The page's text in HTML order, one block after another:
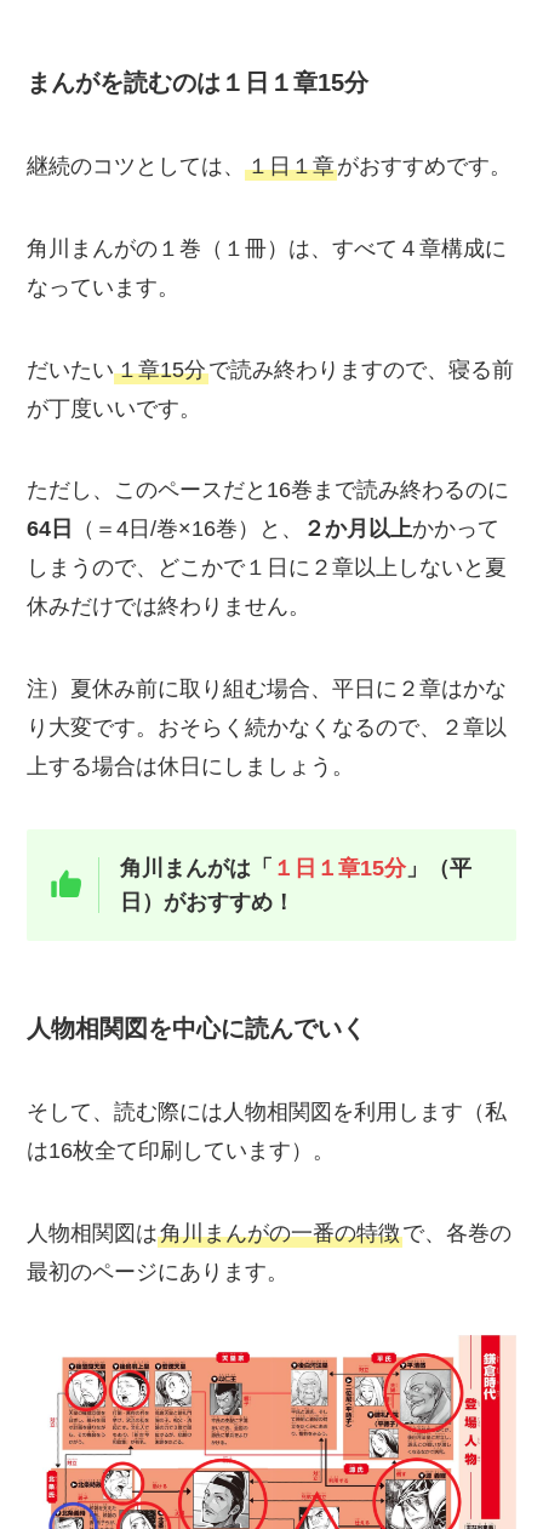
まんがを読むのは１日１章15分
継続のコツとしては、１日１章がおすすめです。
角川まんがの１巻（１冊）は、すべて４章構成に
なっています。
だいたい１章15分で読み終わりますので、寝る前
が丁度いいです。
ただし、このペースだと16巻まで読み終わるのに
64日
（＝4日/巻×16巻）と、 ２か月以上かかって
しまうので、どこかで１日に２章以上しないと夏
休みだけでは終わりません。
注）夏休み前に取り組む場合、平日に２章はかな
り大変です。おそらく続かなくなるので、２章以
上する場合は休日にしましょう。
角川まんがは「 １日１章15分」（平
日）がおすすめ！
人物相関図を中心に読んでいく
そして、読む際には人物相関図を利用します（私
は16枚全て印刷しています）。
人物相関図は角川まんがの一番の特徴で、各巻の
最初のページにあります。